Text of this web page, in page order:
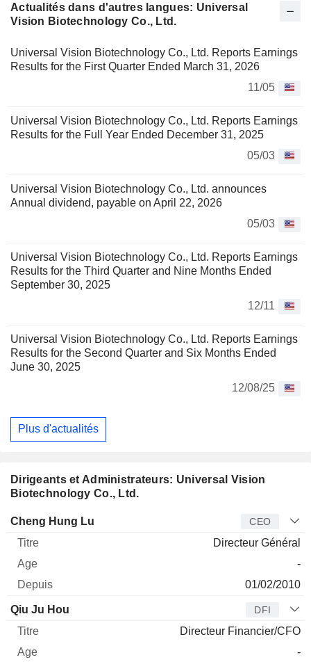
Actualités dans d'autres langues: Universal
Vision Biotechnology Co., Ltd.
Universal Vision Biotechnology Co., Ltd. Reports Earnings
Results for the First Quarter Ended March 31, 2026
11/05
Universal Vision Biotechnology Co., Ltd. Reports Earnings
Results for the Full Year Ended December 31, 2025
05/03
Universal Vision Biotechnology Co., Ltd. announces
Annual dividend, payable on April 22, 2026
05/03
Universal Vision Biotechnology Co., Ltd. Reports Earnings
Results for the Third Quarter and Nine Months Ended
September 30, 2025
12/11
Universal Vision Biotechnology Co., Ltd. Reports Earnings
Results for the Second Quarter and Six Months Ended
June 30, 2025
12/08/25
Plus d'actualités
Dirigeants et Administrateurs: Universal Vision
Biotechnology Co., Ltd.
Dirigeant Titre Age
Cheng Hung Lu CEO
Directeur Général
-
01/02/2010
Qiu Ju Hou DFI
Directeur Financier/CFO
-